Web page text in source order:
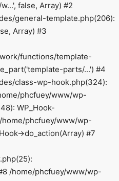
false, Array) #2
general-template.php(206):
Array) #3
functions/template-
parts/...') #4
class-wp-hook.php(324):
phcfuey/www/wp-
WP_Hook-
home/phcfuey/www/wp-
>do_action(Array) #7
/home/phcfuey/www/wp-